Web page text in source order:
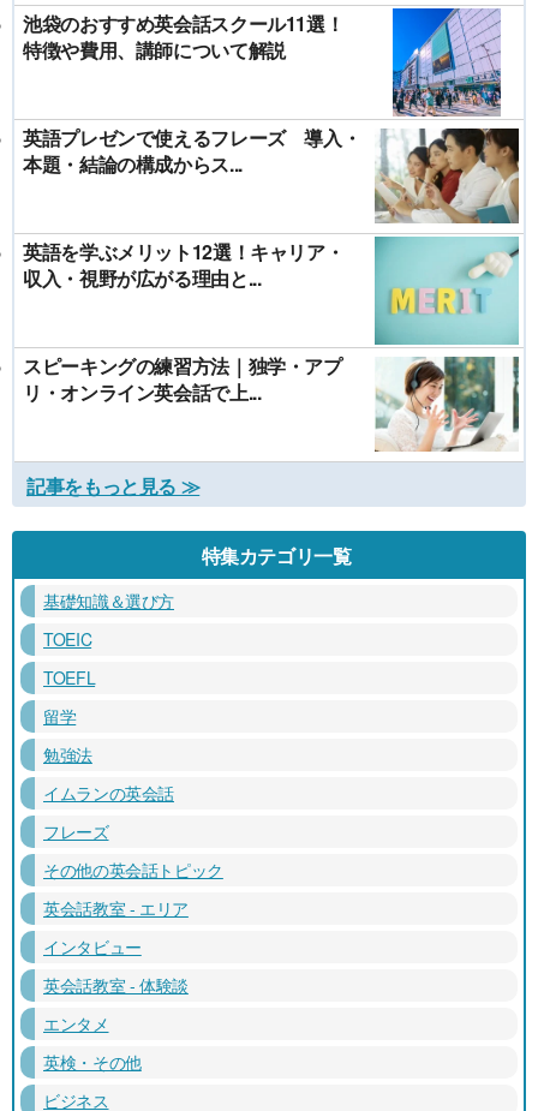
池袋のおすすめ英会話スクール11選！
特徴や費用、講師について解説
英語プレゼンで使えるフレーズ 導入・
本題・結論の構成からス...
英語を学ぶメリット12選！キャリア・
収入・視野が広がる理由と...
スピーキングの練習方法｜独学・アプ
リ・オンライン英会話で上...
記事をもっと見る ≫
特集カテゴリ一覧
基礎知識＆選び方
TOEIC
TOEFL
留学
勉強法
イムランの英会話
フレーズ
その他の英会話トピック
英会話教室 - エリア
インタビュー
英会話教室 - 体験談
エンタメ
英検・その他
ビジネス